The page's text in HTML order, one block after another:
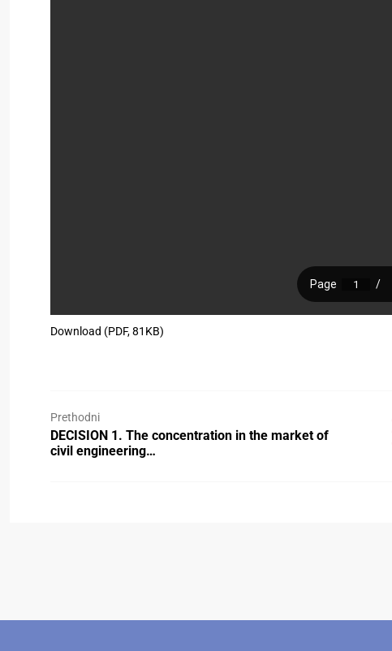
Download (PDF, 81KB)
Prethodni
DECISION 1. The concentration in the market of
civil engineering…